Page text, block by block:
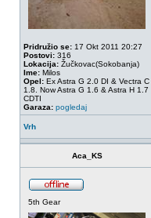
Pridružio se: 17 Okt 2011 20:27
Postovi: 316
Lokacija: Žučkovac(Sokobanja)
Ime: Milos
Opel: Ex Astra G 2.0 DI & Vectra C
1.8. Now Astra G 1.6 & Astra H 1.7
CDTI
Garaza: pogledaj
Vrh
Aca_KS
5th Gear